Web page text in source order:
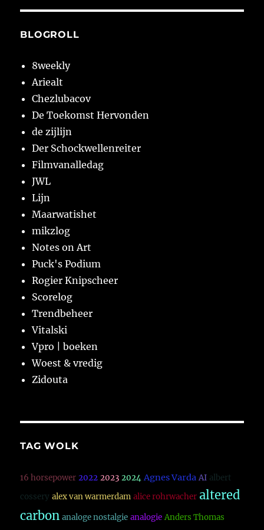
BLOGROLL
8weekly
Ariealt
Chezlubacov
De Toekomst Hervonden
de zijlijn
Der Schockwellenreiter
Filmvanalledag
JWL
Lijn
Maarwatishet
mikzlog
Notes on Art
Puck's Podium
Rogier Knipscheer
Scorelog
Trendbeheer
Vitalski
Vpro | boeken
Woest & vredig
Zidouta
TAG WOLK
16 horsepower 2022 2023 2024 Agnes Varda AI albert
cossery alex van warmerdam alice rohrwacher altered
carbon analoge nostalgie analogie Anders Thomas